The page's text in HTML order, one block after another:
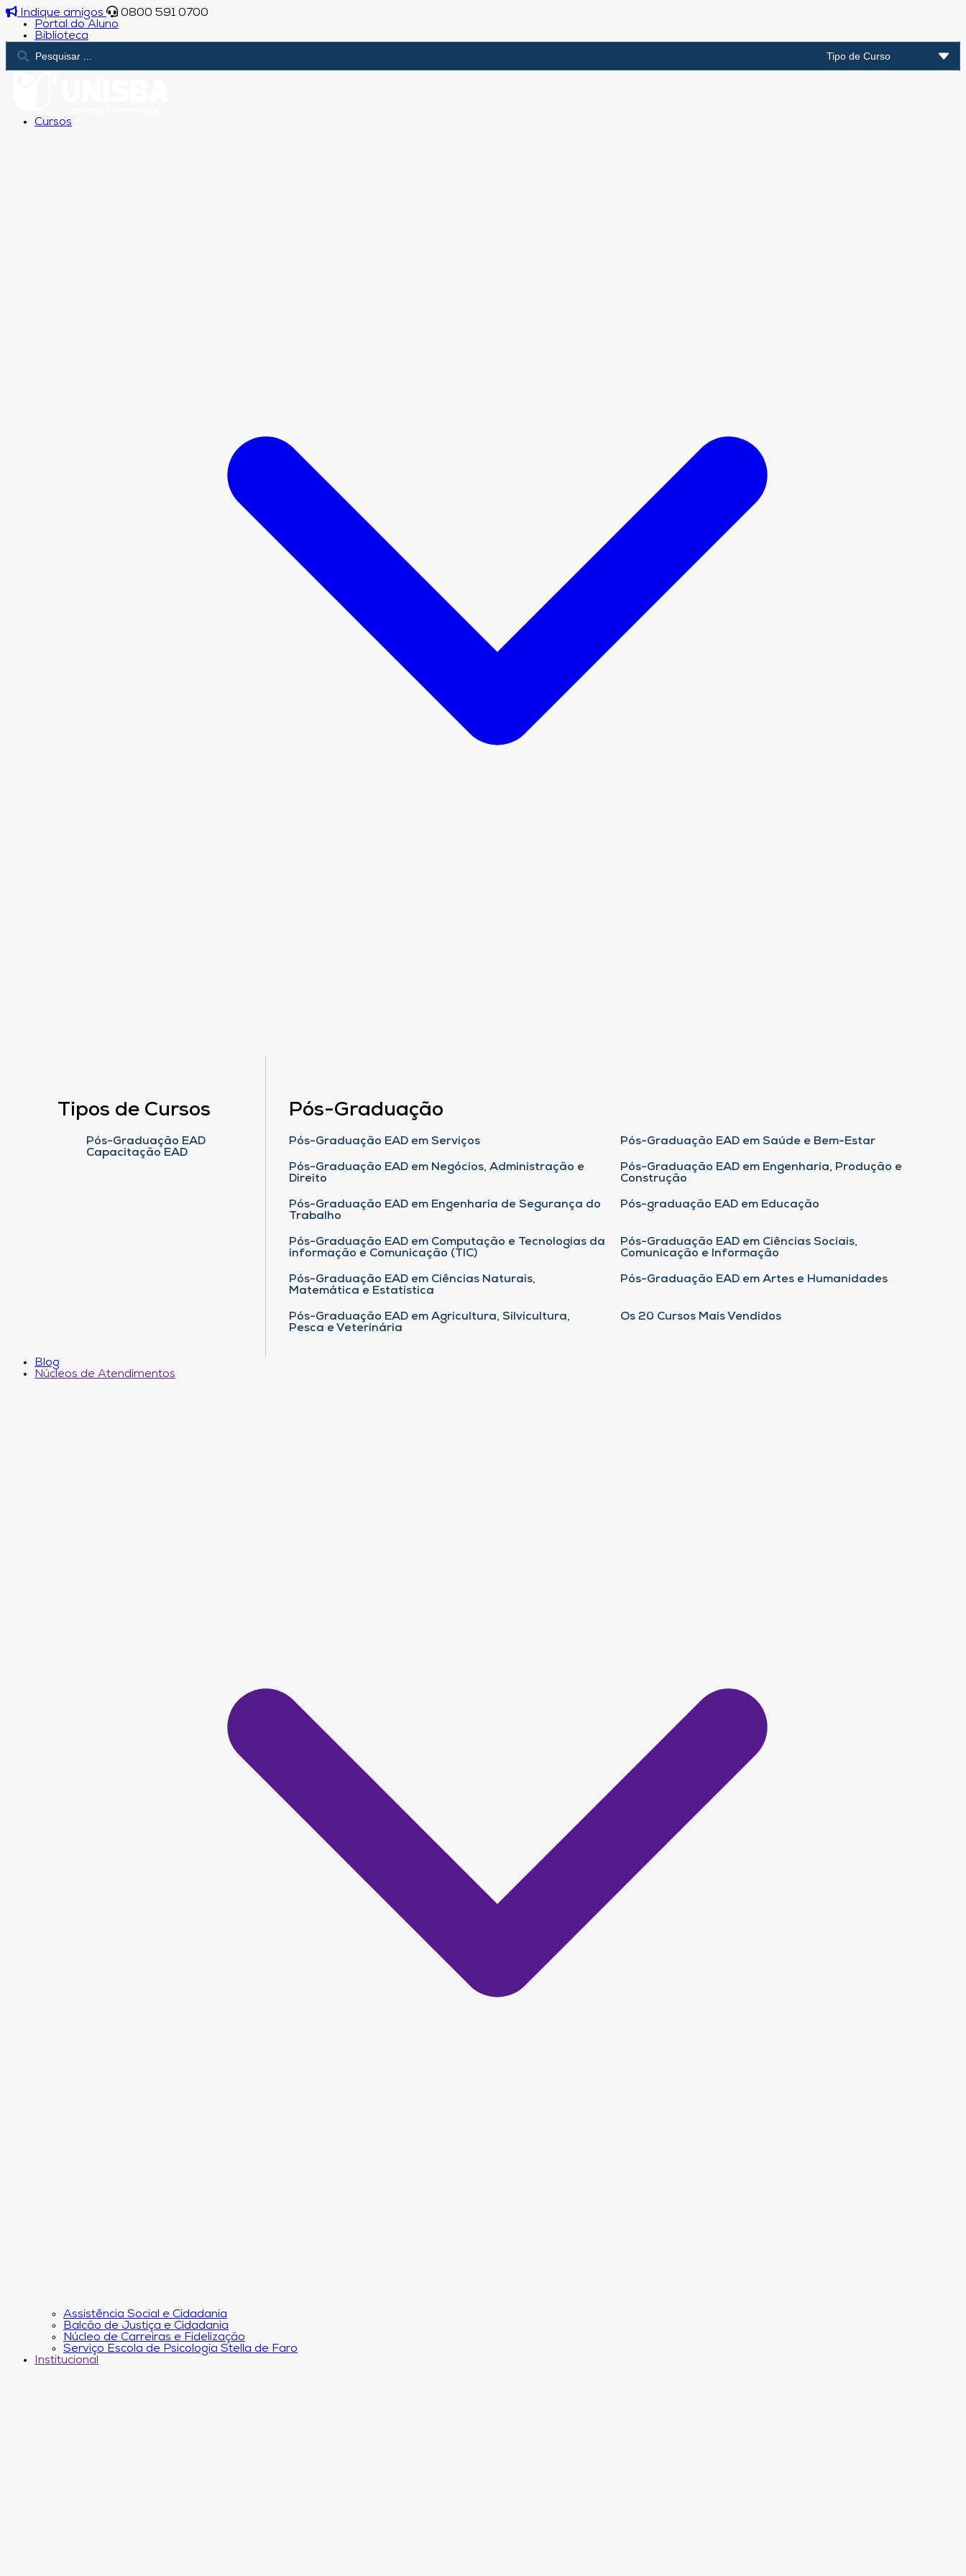
Indique amigos
0800 591 0700
Portal do Aluno
Biblioteca
Cursos
Tipos de Cursos
Pós-Graduação EAD
Capacitação EAD
Pós-Graduação
Pós-Graduação EAD em Serviços Pós-Graduação EAD em Saúde e Bem-Estar
Pós-Graduação EAD em Negócios, Administração e
Direito
Pós-Graduação EAD em Engenharia, Produção e
Construção
Pós-Graduação EAD em Engenharia de Segurança do
Trabalho
Pós-graduação EAD em Educação
Pós-Graduação EAD em Computação e Tecnologias da
informação e Comunicação (TIC)
Pós-Graduação EAD em Ciências Sociais,
Comunicação e Informação
Pós-Graduação EAD em Ciências Naturais,
Matemática e Estatística
Pós-Graduação EAD em Artes e Humanidades
Pós-Graduação EAD em Agricultura, Silvicultura,
Pesca e Veterinária
Os 20 Cursos Mais Vendidos
Blog
Núcleos de Atendimentos
Assistência Social e Cidadania
Balcão de Justiça e Cidadania
Núcleo de Carreiras e Fidelização
Serviço Escola de Psicologia Stella de Faro
Institucional